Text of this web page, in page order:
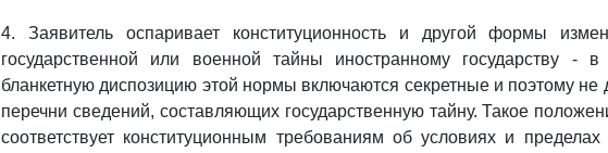
4. Заявитель оспаривает конституционность и другой формы
государственной или военной тайны иностранному государству -
бланкетную диспозицию этой нормы включаются секретные и поэтому не
перечни сведений, составляющих государственную тайну. Такое
соответствует конституционным требованиям об условиях и